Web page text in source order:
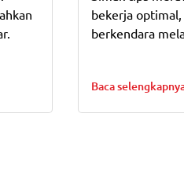
bekerja
berkendara
Baca